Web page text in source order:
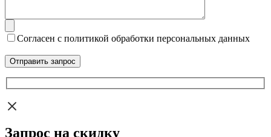
Согласен с политикой обработки персональных данных
Запрос на скидку